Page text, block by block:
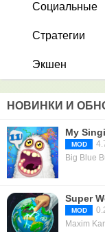
Социальные
Стратегии
Экшен
НОВИНКИ И
My
MOD
Big Blue
Super
MOD
Maxim